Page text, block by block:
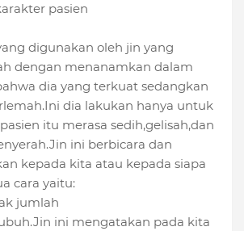
pasien
digunakan oleh jin yang
dengan menanamkan dalam
dia yang terkuat sedangkan
dia lakukan hanya untuk
itu merasa sedih,gelisah,dan
ini berbicara dan
kepada kita atau kepada siapa
cara yaitu:
jumlah
ini mengatakan pada kita